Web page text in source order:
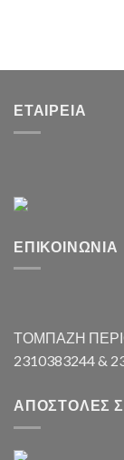
ΕΤΑΙΡΕΊΑ
ΕΠΙΚΟΙΝΩΝΊΑ
ΤΟΜΠΑΖΗ
2310383244 &
ΑΠΟΣΤΟΛΈΣ